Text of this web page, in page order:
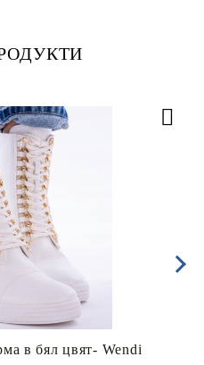
в бял цвят- Wendi